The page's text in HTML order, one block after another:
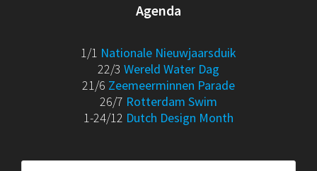
Agenda
1/1 Nationale Nieuwjaarsduik
22/3 Wereld Water Dag
21/6 Zeemeerminnen Parade
26/7 Rotterdam Swim
1-24/12 Dutch Design Month